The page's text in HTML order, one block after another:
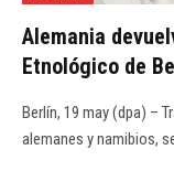
Alemania
Etnológico de
Berlín, 19 may (dpa) –
alemanes y namibios,